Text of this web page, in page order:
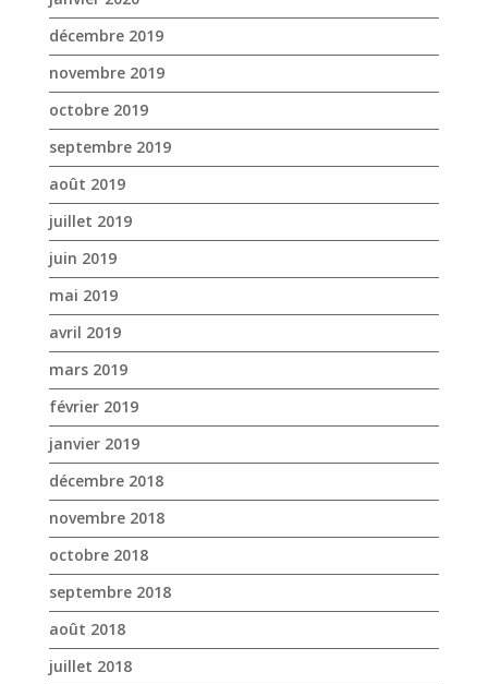
décembre 2019
novembre 2019
octobre 2019
septembre 2019
août 2019
juillet 2019
juin 2019
mai 2019
avril 2019
mars 2019
février 2019
janvier 2019
décembre 2018
novembre 2018
octobre 2018
septembre 2018
août 2018
juillet 2018